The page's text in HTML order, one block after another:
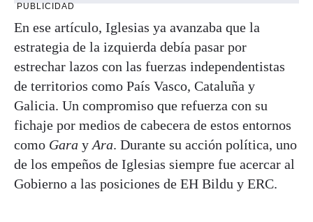
PUBLICIDAD
En ese artículo, Iglesias ya avanzaba que la
estrategia de la izquierda debía pasar por
estrechar lazos con las fuerzas independentistas
de territorios como País Vasco, Cataluña y
Galicia. Un compromiso que refuerza con su
fichaje por medios de cabecera de estos entornos
como Gara y Ara. Durante su acción política, uno
de los empeños de Iglesias siempre fue acercar al
Gobierno a las posiciones de EH Bildu y ERC.